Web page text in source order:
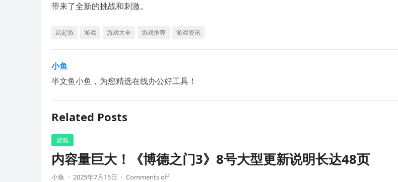
带来了全新的挑战和刺激。
易起游 游戏 游戏大全 游戏推荐 游戏资讯
小鱼
半文鱼小鱼，为您精选在线办公好工具！
Related Posts
游戏
内容量巨大！《博德之门3》8号大型更新说明长达48页
小鱼 · 2025年7月15日 · Comments off